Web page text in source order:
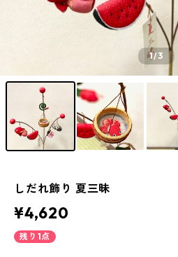
1/3
しだれ飾り 夏三昧
¥4,620
残り1点